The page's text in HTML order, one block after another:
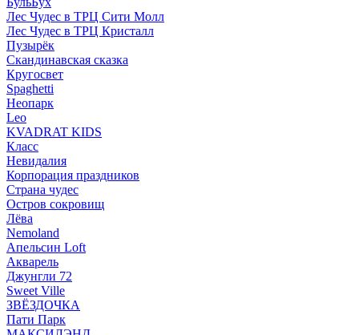
Лес Чудес в ТРЦ Сити Молл
Лес Чудес в ТРЦ Кристалл
Пузырëк
Скандинавская сказка
Кругосвет
Spaghetti
Неопарк
Leo
KVADRAT KIDS
Класс
Невидалия
Корпорация праздников
Страна чудес
Остров сокровищ
Лёва
Nemoland
Апельсин Loft
Акварель
Джунгли 72
Sweet Ville
ЗВЁЗДОЧКА
Пати Парк